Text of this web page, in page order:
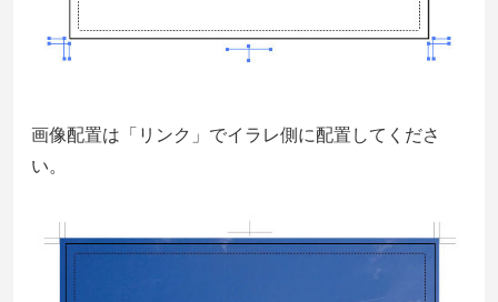
画像配置は「リンク」でイラレ側に配置してくださ
い。